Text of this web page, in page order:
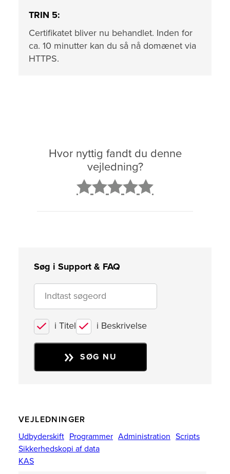
TRIN 5:
Certifikatet bliver nu behandlet. Inden for
ca. 10 minutter kan du så nå domænet via
HTTPS.
Hvor nyttig fandt du denne
vejledning?
Søg i Support & FAQ
i Titel i Beskrivelse
SØG NU
VEJLEDNINGER
Udbyderskift Programmer Administration Scripts
Sikkerhedskopi af data
KAS